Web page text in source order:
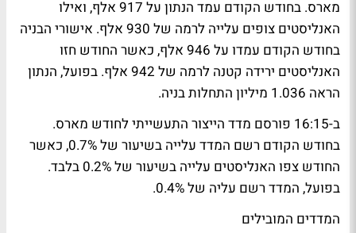
מארס. בחודש הקודם עמד הנתון על 917 אלף, ואילו
האנליסטים צופים עלייה לרמה של 930 אלף. אישורי הבניה
בחודש הקודם עמדו על 946 אלף, כאשר החודש חזו
האנליסטים ירידה קטנה לרמה של 942 אלף. בפועל, הנתון
הראה 1.036 מיליון התחלות בניה.
ב-16:15 פורסם מדד הייצור התעשייתי לחודש מארס.
בחודש הקודם רשם המדד עלייה בשיעור של 0.7%, כאשר
החודש צפו האנליסטים עלייה בשיעור של 0.2% בלבד.
בפועל, המדד רשם עליה של 0.4%.
המדדים המובילים